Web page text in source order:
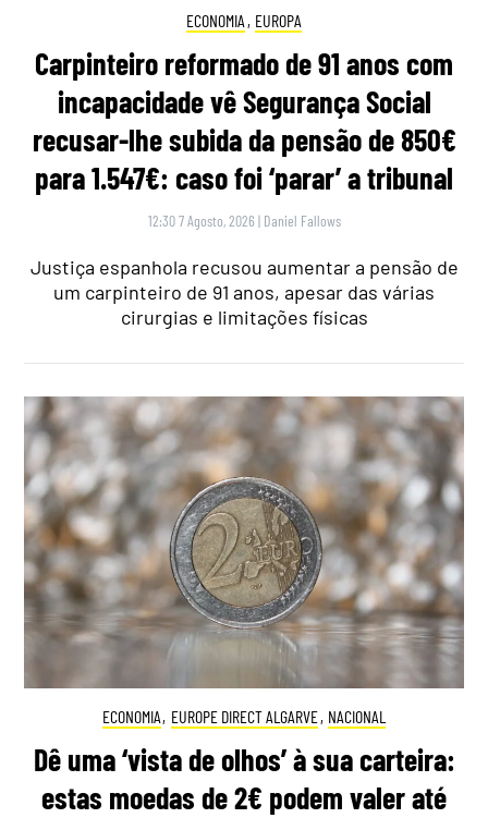
ECONOMIA , EUROPA
Carpinteiro reformado de 91 anos com
incapacidade vê Segurança Social
recusar-lhe subida da pensão de 850€
para 1.547€: caso foi ‘parar’ a tribunal
12:30 7 Agosto, 2026 | Daniel Fallows
Justiça espanhola recusou aumentar a pensão de
um carpinteiro de 91 anos, apesar das várias
cirurgias e limitações físicas
ECONOMIA, EUROPE DIRECT ALGARVE, NACIONAL
Dê uma ‘vista de olhos’ à sua carteira:
estas moedas de 2€ podem valer até